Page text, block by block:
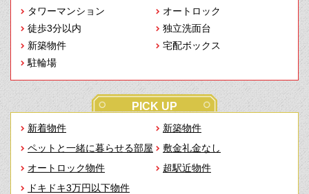
タワーマンション
オートロック
徒歩3分以内
独立洗面台
新築物件
宅配ボックス
駐輪場
PICK UP
新着物件
新築物件
ペットと一緒に暮らせる部屋
敷金礼金なし
オートロック物件
超駅近物件
ドキドキ3万円以下物件